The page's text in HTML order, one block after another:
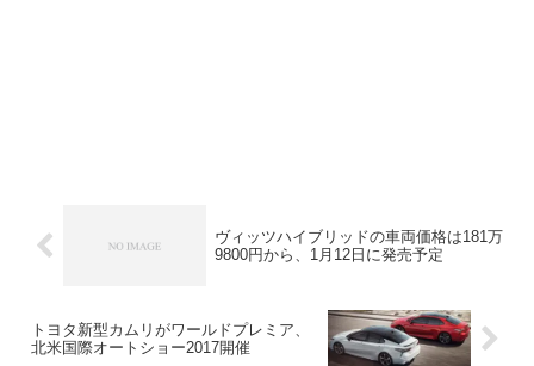
ヴィッツハイブリッドの車両価格は181万
9800円から、1月12日に発売予定
トヨタ新型カムリがワールドプレミア、
北米国際オートショー2017開催